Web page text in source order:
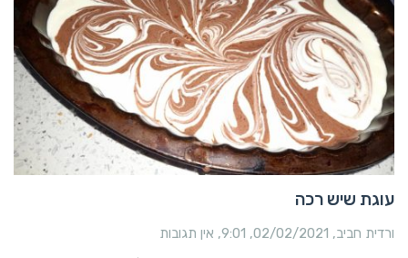
עוגת שיש רכה
ורדית חביב 02/02/2021
9:01 אין תגובות